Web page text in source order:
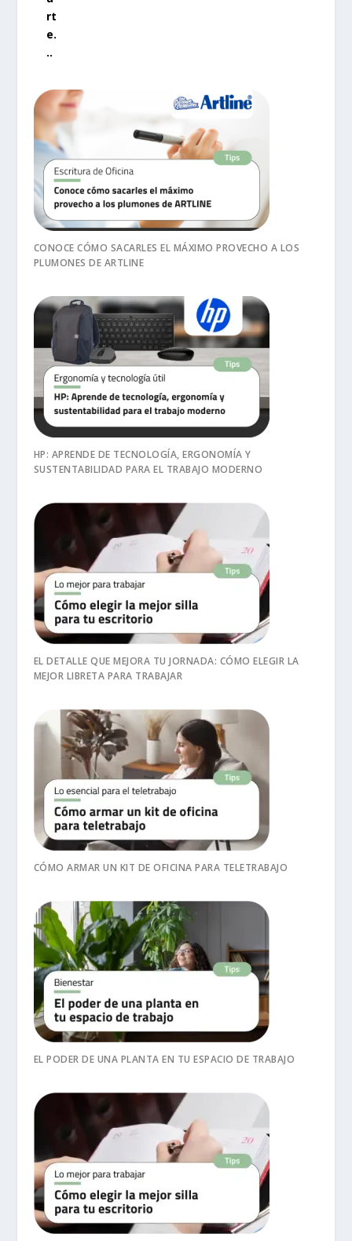
rt
e.
..
CONOCE CÓMO SACARLES EL MÁXIMO PROVECHO A LOS
PLUMONES DE ARTLINE
HP: APRENDE DE TECNOLOGÍA, ERGONOMÍA Y
SUSTENTABILIDAD PARA EL TRABAJO MODERNO
EL DETALLE QUE MEJORA TU JORNADA: CÓMO ELEGIR LA
MEJOR LIBRETA PARA TRABAJAR
CÓMO ARMAR UN KIT DE OFICINA PARA TELETRABAJO
EL PODER DE UNA PLANTA EN TU ESPACIO DE TRABAJO